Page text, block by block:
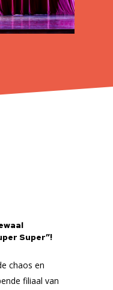
Super”!
chaos en
filiaal van